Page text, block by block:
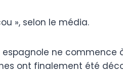
», selon le média.
ne commence
ont finalement été